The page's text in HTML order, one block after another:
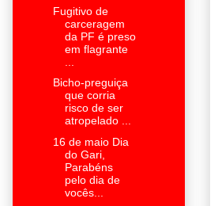
Fugitivo de
carceragem
da PF é preso
em flagrante
Bicho-preguiça
que corria
risco de ser
atropelado ...
16 de maio Dia
do Gari,
Parabéns
pelo dia de
vocês...